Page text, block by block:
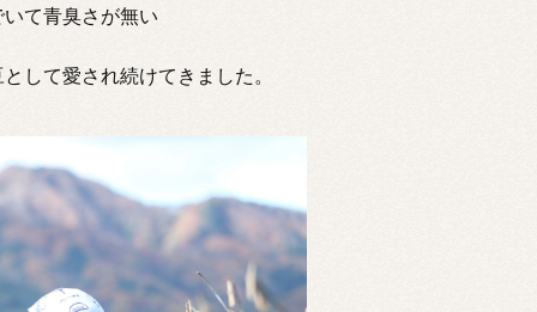
て青臭さが無い
して愛され続けてきました。